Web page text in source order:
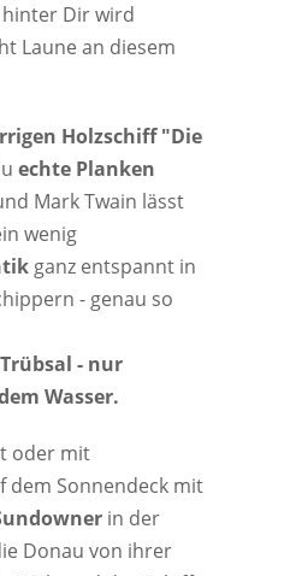
Dir wird
Laune an diesem
Holzschiff "Die
echte Planken
Mark Twain lässt
wenig
ganz entspannt in
- genau so
- nur
Wasser.
oder mit
dem Sonnendeck mit
in der
Donau von ihrer